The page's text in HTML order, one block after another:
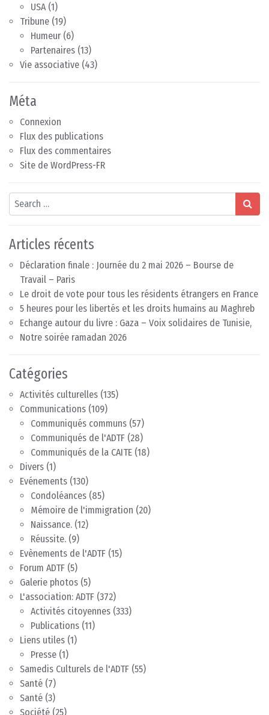
USA (1)
Tribune (19)
Humeur (6)
Partenaires (13)
Vie associative (43)
Méta
Connexion
Flux des publications
Flux des commentaires
Site de WordPress-FR
Search
Articles récents
Déclaration finale : Journée du 2 mai 2026 – Bourse de
Travail – Paris
Le droit de vote pour tous les résidents étrangers en France
5 heures pour les libertés et les droits humains au Maghreb
Echange autour du livre : Gaza – Voix solidaires de Tunisie,
Notre soirée ramadan 2026
Catégories
Activités culturelles (135)
Communications (109)
Communiqués communs (57)
Communiqués de l'ADTF (28)
Communiqués de la CAITE (18)
Divers (1)
Evénements (130)
Condoléances (85)
Mémoire de l'immigration (20)
Naissance. (12)
Réussite. (9)
Evènements de l'ADTF (15)
Forum ADTF (5)
Galerie photos (5)
L'association: ADTF (372)
Activités citoyennes (333)
Publications (11)
Liens utiles (1)
Presse (1)
Samedis Culturels de l'ADTF (55)
Santé (7)
Santé (3)
Société (25)